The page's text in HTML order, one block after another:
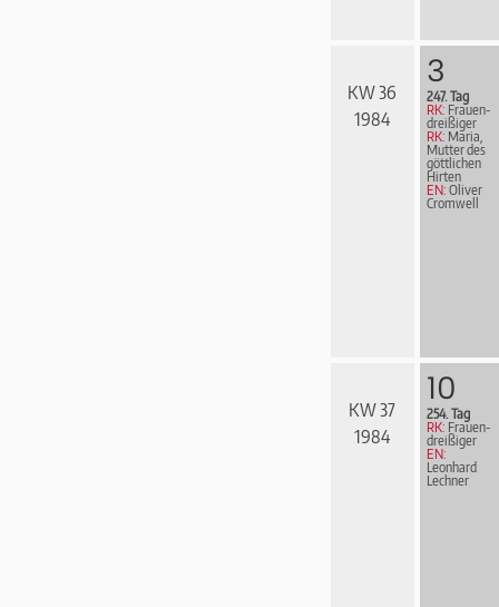
KW 36
1984
3
247. Tag
RK: Frau­en­
drei­ßi­ger
RK: Maria,
Mutter des
göttlichen
Hirten
EN: Oliver
Cromwell
KW 37
1984
10
254. Tag
RK: Frau­en­
drei­ßi­ger
EN:
Leonhard
Lechner